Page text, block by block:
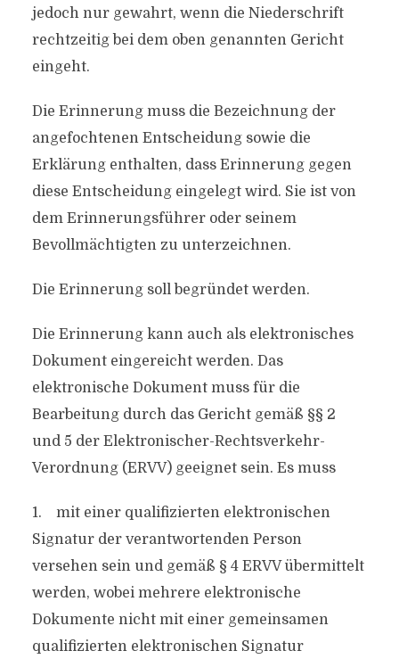
jedoch nur gewahrt, wenn die Niederschrift
rechtzeitig bei dem oben genannten Gericht
eingeht.
Die Erinnerung muss die Bezeichnung der
angefochtenen Entscheidung sowie die
Erklärung enthalten, dass Erinnerung gegen
diese Entscheidung eingelegt wird. Sie ist von
dem Erinnerungsführer oder seinem
Bevollmächtigten zu unterzeichnen.
Die Erinnerung soll begründet werden.
Die Erinnerung kann auch als elektronisches
Dokument eingereicht werden. Das
elektronische Dokument muss für die
Bearbeitung durch das Gericht gemäß §§ 2
und 5 der Elektronischer-Rechtsverkehr-
Verordnung (ERVV) geeignet sein. Es muss
1. mit einer qualifizierten elektronischen
Signatur der verantwortenden Person
versehen sein und gemäß § 4 ERVV übermittelt
werden, wobei mehrere elektronische
Dokumente nicht mit einer gemeinsamen
qualifizierten elektronischen Signatur